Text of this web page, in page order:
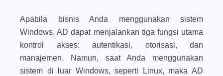
Apabila bisnis Anda menggunakan sistem
Windows, AD dapat menjalankan tiga fungsi utama
kontrol akses: autentikasi, otorisasi, dan
manajemen. Namun, saat Anda menggunakan
sistem di luar Windows, seperti Linux, maka AD